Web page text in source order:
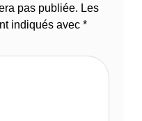
pas publiée. Les
indiqués avec *